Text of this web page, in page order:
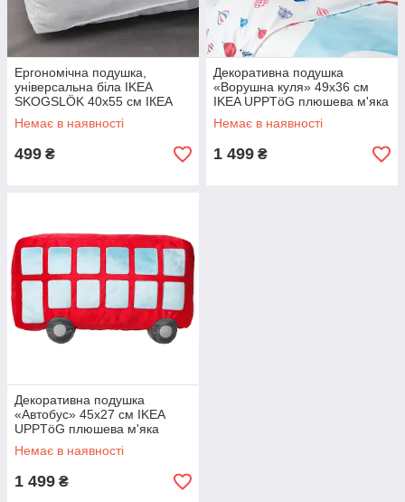
Ергономічна подушка,
універсальна біла IKEA
SKOGSLÖK 40x55 см ІКЕА
ШОГСЛЕК
Немає в наявності
499 ₴
Декоративна подушка
«Ворушна куля» 49x36 см
IKEA UPPTöG плюшева м'яка
синя ІКЕА УППТОГ
Немає в наявності
1 499 ₴
Декоративна подушка
«Автобус» 45x27 см IKEA
UPPTöG плюшева м'яка
червона ІКЕА УППТОГ
Немає в наявності
1 499 ₴